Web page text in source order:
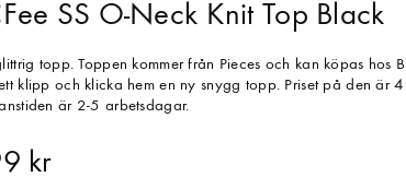
SS O-Neck Knit Top Black
topp. Toppen kommer från Pieces och kan köpas hos
klipp och klicka hem en ny snygg topp. Priset på den är
är 2-5 arbetsdagar.
kr